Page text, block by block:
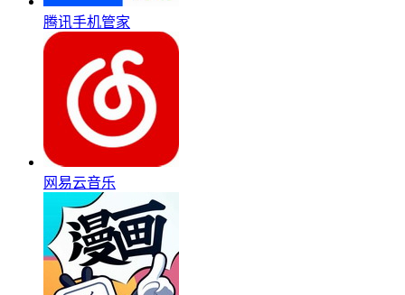
腾讯手机管家
网易云音乐